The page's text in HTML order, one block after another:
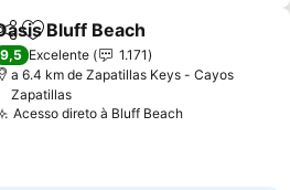
Adicionar aos favoritos
Bluff Beach
9,5 Excelente
1.171
a 6.4 km de Zapatillas Keys - Cayos
Zapatillas
Acesso direto à Bluff BeachVer preços